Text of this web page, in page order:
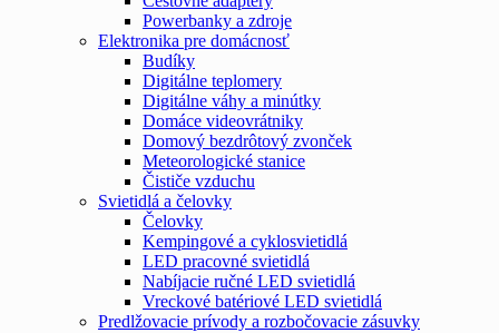
Powerbanky a zdroje
Elektronika pre domácnosť
Budíky
Digitálne teplomery
Digitálne váhy a minútky
Domáce videovrátniky
Domový bezdrôtový zvonček
Meteorologické stanice
Čističe vzduchu
Svietidlá a čelovky
Čelovky
Kempingové a cyklosvietidlá
LED pracovné svietidlá
Nabíjacie ručné LED svietidlá
Vreckové batériové LED svietidlá
Predlžovacie prívody a rozbočovacie zásuvky